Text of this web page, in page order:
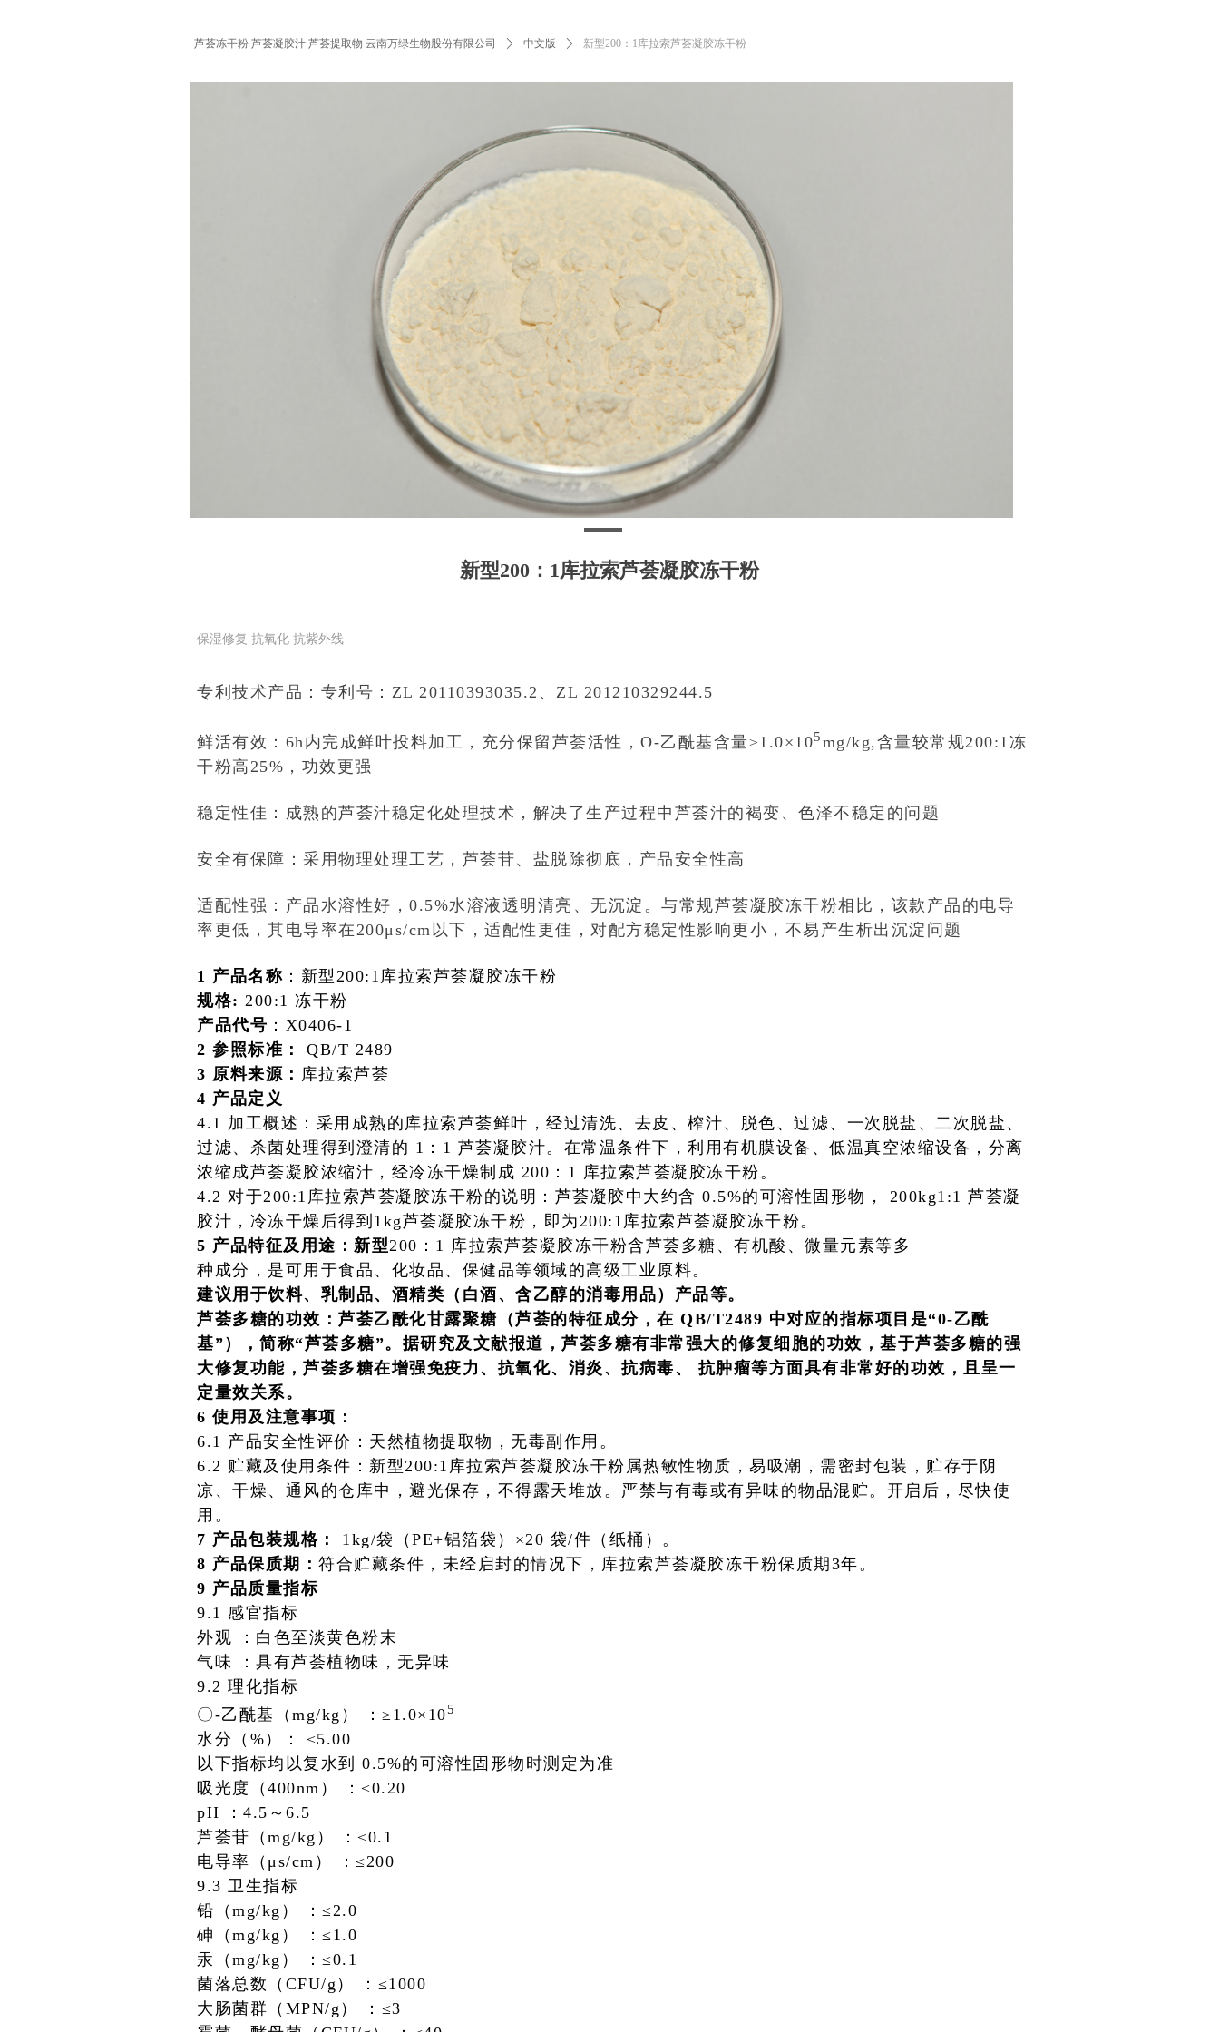
芦荟冻干粉 芦荟凝胶汁 芦荟提取物 云南万绿生物股份有限公司 ꄲ 中文版 ꄲ 新型200：1库拉索芦荟凝胶冻干粉
新型200：1库拉索芦荟凝胶冻干粉
保湿修复 抗氧化 抗紫外线
专利技术产品：专利号：ZL 20110393035.2、ZL 201210329244.5
鲜活有效：6h内完成鲜叶投料加工，充分保留芦荟活性，O-乙酰基含量≥1.0×105mg/kg,含量较常规200:1冻
干粉高25%，功效更强
稳定性佳：成熟的芦荟汁稳定化处理技术，解决了生产过程中芦荟汁的褐变、色泽不稳定的问题
安全有保障：采用物理处理工艺，芦荟苷、盐脱除彻底，产品安全性高
适配性强：产品水溶性好，0.5%水溶液透明清亮、无沉淀。与常规芦荟凝胶冻干粉相比，该款产品的电导
率更低，其电导率在200μs/cm以下，适配性更佳，对配方稳定性影响更小，不易产生析出沉淀问题
1 产品名称 ：新型200:1库拉索芦荟凝胶冻干粉
规格: 200:1 冻干粉
产品代号 ：X0406-1
2 参照标准： QB/T 2489
3 原料来源： 库拉索芦荟
4 产品定义
4.1 加工概述：采用成熟的库拉索芦荟鲜叶，经过清洗、去皮、榨汁、脱色、过滤、一次脱盐、二次脱盐、
过滤、杀菌处理得到澄清的 1：1 芦荟凝胶汁。在常温条件下，利用有机膜设备、低温真空浓缩设备，分离
浓缩成芦荟凝胶浓缩汁，经冷冻干燥制成 200：1 库拉索芦荟凝胶冻干粉。
4.2 对于200:1库拉索芦荟凝胶冻干粉的说明：芦荟凝胶中大约含 0.5%的可溶性固形物， 200kg1:1 芦荟凝
胶汁，冷冻干燥后得到1kg芦荟凝胶冻干粉，即为200:1库拉索芦荟凝胶冻干粉。
5 产品特征及用途：新型200：1 库拉索芦荟凝胶冻干粉含芦荟多糖、有机酸、微量元素等多
种成分，是可用于食品、化妆品、保健品等领域的高级工业原料。
建议用于饮料、乳制品、酒精类（白酒、含乙醇的消毒用品）产品等。
芦荟多糖的功效：芦荟乙酰化甘露聚糖（芦荟的特征成分，在 QB/T2489 中对应的指标项目是“0-乙酰
基”），简称“芦荟多糖”。据研究及文献报道，芦荟多糖有非常强大的修复细胞的功效，基于芦荟多糖的强
大修复功能，芦荟多糖在增强免疫力、抗氧化、消炎、抗病毒、 抗肿瘤等方面具有非常好的功效，且呈一
定量效关系。
6 使用及注意事项：
6.1 产品安全性评价：天然植物提取物，无毒副作用。
6.2 贮藏及使用条件：新型200:1库拉索芦荟凝胶冻干粉属热敏性物质，易吸潮，需密封包装，贮存于阴
凉、干燥、通风的仓库中，避光保存，不得露天堆放。严禁与有毒或有异味的物品混贮。开启后，尽快使
用。
7 产品包装规格： 1kg/袋（PE+铝箔袋）×20 袋/件（纸桶）。
8 产品保质期： 符合贮藏条件，未经启封的情况下，库拉索芦荟凝胶冻干粉保质期3年。
9 产品质量指标
9.1 感官指标
外观 ：白色至淡黄色粉末
气味 ：具有芦荟植物味，无异味
9.2 理化指标
〇-乙酰基（mg/kg） ：≥1.0×105
水分（%）： ≤5.00
以下指标均以复水到 0.5%的可溶性固形物时测定为准
吸光度（400nm） ：≤0.20
pH ：4.5～6.5
芦荟苷（mg/kg） ：≤0.1
电导率（μs/cm） ：≤200
9.3 卫生指标
铅（mg/kg） ：≤2.0
砷（mg/kg） ：≤1.0
汞（mg/kg） ：≤0.1
菌落总数（CFU/g） ：≤1000
大肠菌群（MPN/g） ：≤3